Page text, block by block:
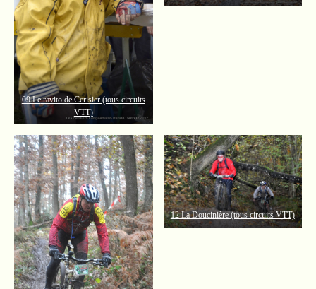
09 Leravito de Cerisier (tous circuits
VTT)
12 La Doucinière (tous circuits VTT)